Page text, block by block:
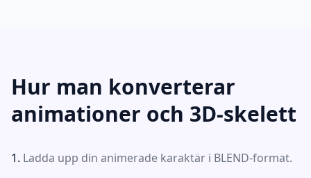
Hur man konverterar
animationer och 3D-skelett
Ladda upp din animerade karaktär i BLEND-format.